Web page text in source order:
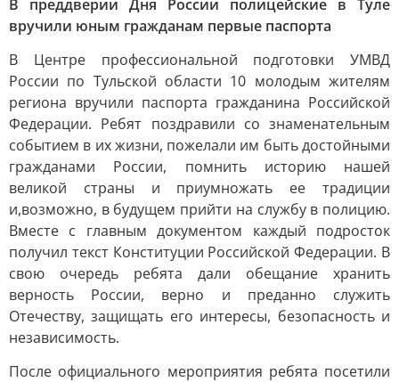
В преддверии Дня России полицейские в Туле
вручили юным гражданам первые паспорта
В Центре профессиональной подготовки УМВД
России по Тульской области 10 молодым жителям
региона вручили паспорта гражданина Российской
Федерации. Ребят поздравили со знаменательным
событием в их жизни, пожелали им быть достойными
гражданами России, помнить историю нашей
великой страны и приумножать ее традиции
и,возможно, в будущем прийти на службу в полицию.
Вместе с главным документом каждый подросток
получил текст Конституции Российской Федерации. В
свою очередь ребята дали обещание хранить
верность России, верно и преданно служить
Отечеству, защищать его интересы, безопасность и
независимость.
После официального мероприятия ребята посетили